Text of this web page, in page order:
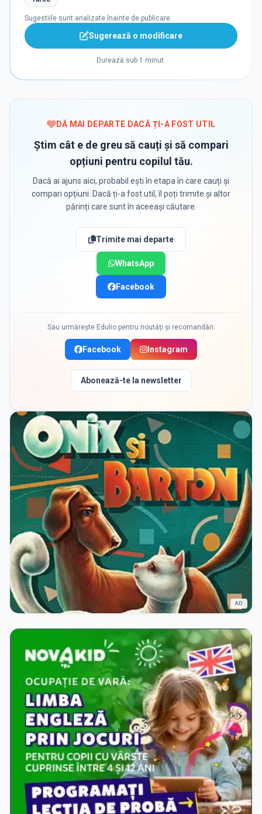
Sugestiile sunt analizate înainte de publicare.
Sugerează o modificare
Durează sub 1 minut.
DĂ MAI DEPARTE DACĂ ȚI-A FOST UTIL
Știm cât e de greu să cauți și să compari
opțiuni pentru copilul tău.
Dacă ai ajuns aici, probabil ești în etapa în care cauți și
compari opțiuni. Dacă ți-a fost util, îl poți trimite și altor
părinți care sunt în aceeași căutare.
Trimite mai departe
WhatsApp
Facebook
Sau urmărește Edulio pentru noutăți și recomandări:
Facebook Instagram
Abonează-te la newsletter
AD